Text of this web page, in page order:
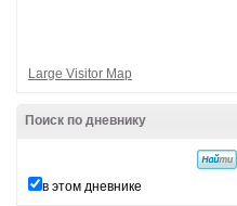
Large Visitor Map
Поиск по дневнику
в этом дневнике